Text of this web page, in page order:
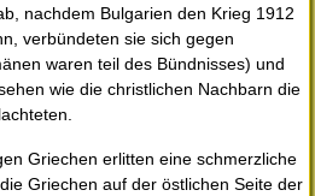
nachdem Bulgarien den Krieg 1912
verbündeten sie sich gegen
waren teil des Bündnisses) und
wie die christlichen Nachbarn die
Griechen erlitten eine schmerzliche
Griechen auf der östlichen Seite der